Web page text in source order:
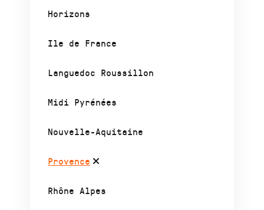
Horizons
Ile de France
Languedoc Roussillon
Midi Pyrénées
Nouvelle-Aquitaine
Provence
Rhône Alpes